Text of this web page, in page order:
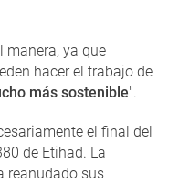
manera, ya que
hacer el trabajo de
más sostenible".
el final del
de Etihad. La
reanudado sus